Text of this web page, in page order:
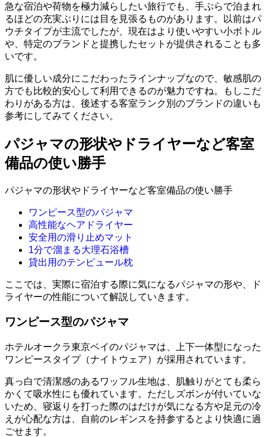
急な宿泊や荷物を極力減らしたい旅行でも、手ぶらで泊まれ
るほどの充実ぶりには目を見張るものがあります。以前はパ
ウチタイプが主流でしたが、現在はより使いやすい小ボトル
や、特定のブランドと提携したセットが提供されることも多
いです。
肌に優しい成分にこだわったラインナップなので、敏感肌の
方でも比較的安心して利用できるのが魅力ですね。もしこだ
わりがある方は、後述する客室ランク別のブランドの違いも
参考にしてみてください。
パジャマの形状やドライヤーなど客室
備品の使い勝手
パジャマの形状やドライヤーなど客室備品の使い勝手
ワンピース型のパジャマ
高性能なヘアドライヤー
安全用の滑り止めマット
1分で溜まる大理石浴槽
貸出用のテンピュール枕
ここでは、実際に宿泊する際に気になるパジャマの形や、ド
ライヤーの性能について解説していきます。
ワンピース型のパジャマ
ホテルオークラ東京ベイのパジャマは、上下一体型になった
ワンピースタイプ（ナイトウェア）が採用されています。
真っ白で清潔感のあるワッフル生地は、肌触りがとても柔ら
かくて吸水性にも優れています。ただしズボンが付いていな
いため、寝返りを打った際のはだけが気になる方や足元の冷
えが心配な方は、自前のレギンスを持参するとより快適に過
ごせます。